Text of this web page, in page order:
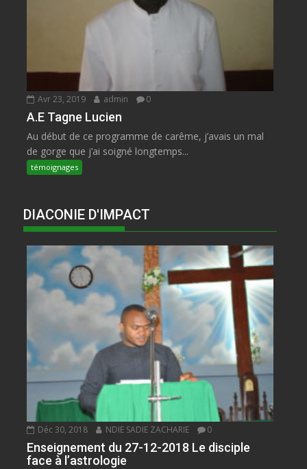
Avr 23, 2019 admin 0
A.E Tagne Lucien
Au début de ce programme de carême, j’avais un mal
de gorge que j’ai soigné longtemps...
témoignages
DIACONIE D'IMPACT
Déc 30, 2018 NDIE SADIE ZACHARIE 0
Enseignement du 27-12-2018 Le disciple
face à l’astrologie